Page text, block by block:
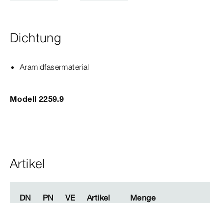
Dichtung
Aramidfasermaterial
Modell 2259.9
Artikel
DN PN VE Artikel Menge
DN PN VE Artikel Menge